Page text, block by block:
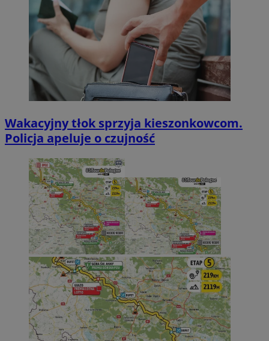
Wakacyjny tłok sprzyja kieszonkowcom.
Policja apeluje o czujność